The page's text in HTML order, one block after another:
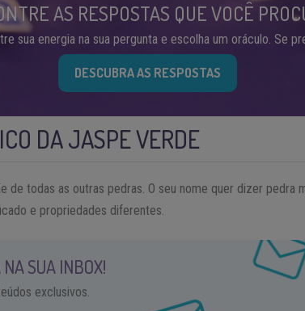
AS RESPOSTAS QUE VOCÊ
sua energia na sua pergunta e escolha um oráculo. Se
DESCUBRA AS RESPOSTAS
DA JASPE VERDE
de todas as outras pedras. O seu nome quer dizer pedra
e propriedades diferentes.
SUA INBOX!
exclusivos.